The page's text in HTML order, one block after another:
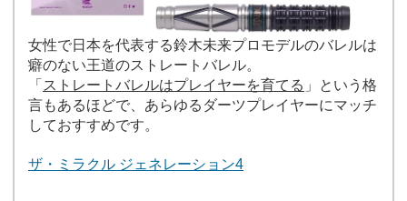
女性で日本を代表する鈴木未来プロモデルのバレルは
癖のない王道のストレートバレル。
「 ストレートバレルはプレイヤーを育てる 」という格
言もあるほどで、あらゆるダーツプレイヤーにマッチ
しておすすめです。
ザ・ミラクル ジェネレーション4